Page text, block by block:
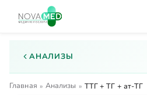
АНАЛИЗЫ
Главная » Анализы » ТТГ + ТГ + ат-ТГ